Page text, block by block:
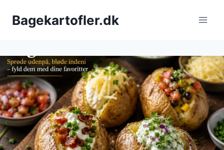
Bagekartofler.dk